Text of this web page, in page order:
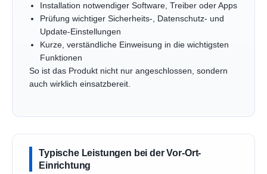
Installation notwendiger Software, Treiber oder Apps
Prüfung wichtiger Sicherheits-, Datenschutz- und
Update-Einstellungen
Kurze, verständliche Einweisung in die wichtigsten
Funktionen
So ist das Produkt nicht nur angeschlossen, sondern
auch wirklich einsatzbereit.
Typische Leistungen bei der Vor-Ort-
Einrichtung